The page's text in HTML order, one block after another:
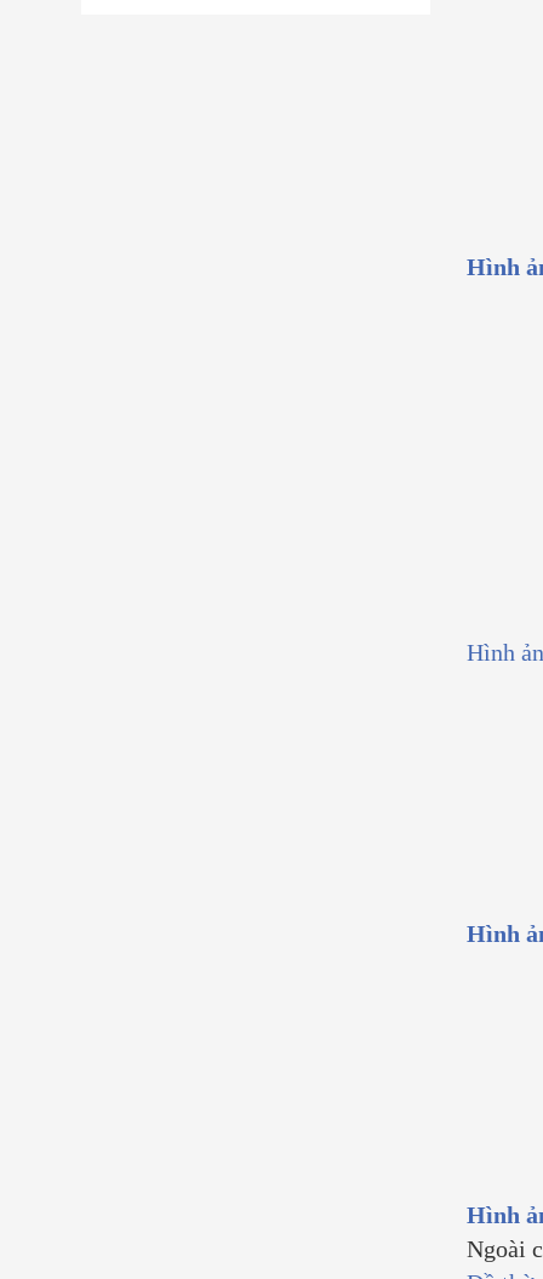
Hình
Hình
Hình
Hình
Ngoài